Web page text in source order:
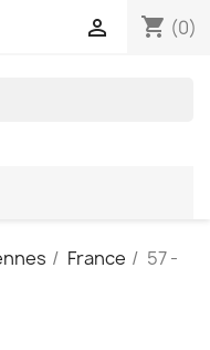
shopping_cart (0)

France
57 -